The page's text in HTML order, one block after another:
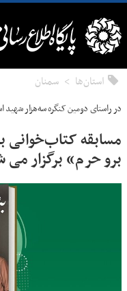
استان‌ها سمنان
در راستای دومین کنگره سه‌هزار شهید
مسابقه
برو حرم» برگزار می